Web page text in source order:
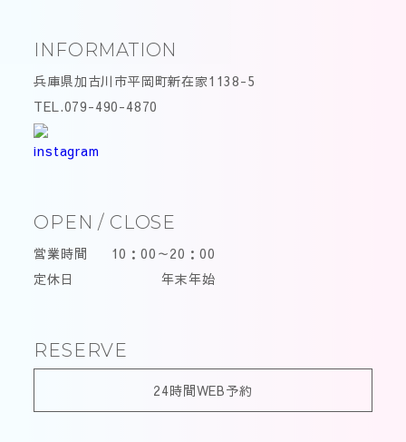
INFORMATION
兵庫県加古川市平岡町新在家1138-5
TEL.079-490-4870
OPEN / CLOSE
営業時間
10：00～20：00
定休日
年末年始
RESERVE
24時間WEB予約